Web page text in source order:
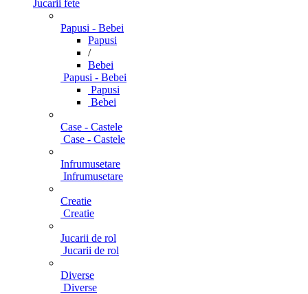
Jucarii fete
Papusi - Bebei
Papusi
/
Bebei
Papusi - Bebei
Papusi
Bebei
Case - Castele
Case - Castele
Infrumusetare
Infrumusetare
Creatie
Creatie
Jucarii de rol
Jucarii de rol
Diverse
Diverse